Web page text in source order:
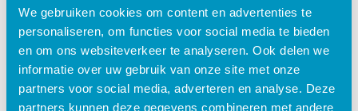
We gebruiken cookies om content en advertenties te
personaliseren, om functies voor social media te bieden
en om ons websiteverkeer te analyseren. Ook delen we
informatie over uw gebruik van onze site met onze
partners voor social media, adverteren en analyse. Deze
partners kunnen deze gegevens combineren met andere
€ 27,50 shopping_cart